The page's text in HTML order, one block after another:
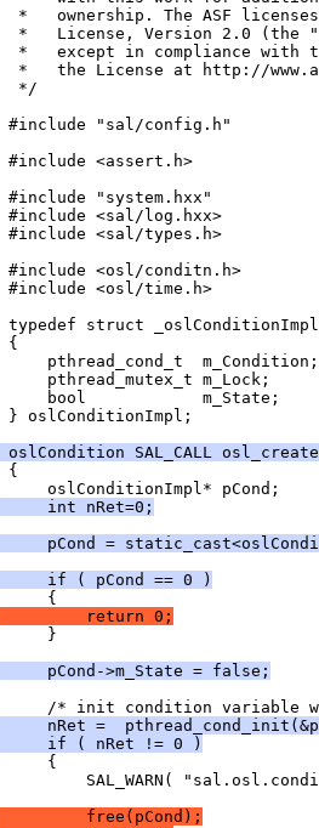
} oslConditionImpl;
oslCondition SAL_CALL
int nRet=0;
pCond =
if ( pCond == 0 )
return 0;
pCond->m_State = false;
nRet =
if ( nRet != 0 )
free(pCond);